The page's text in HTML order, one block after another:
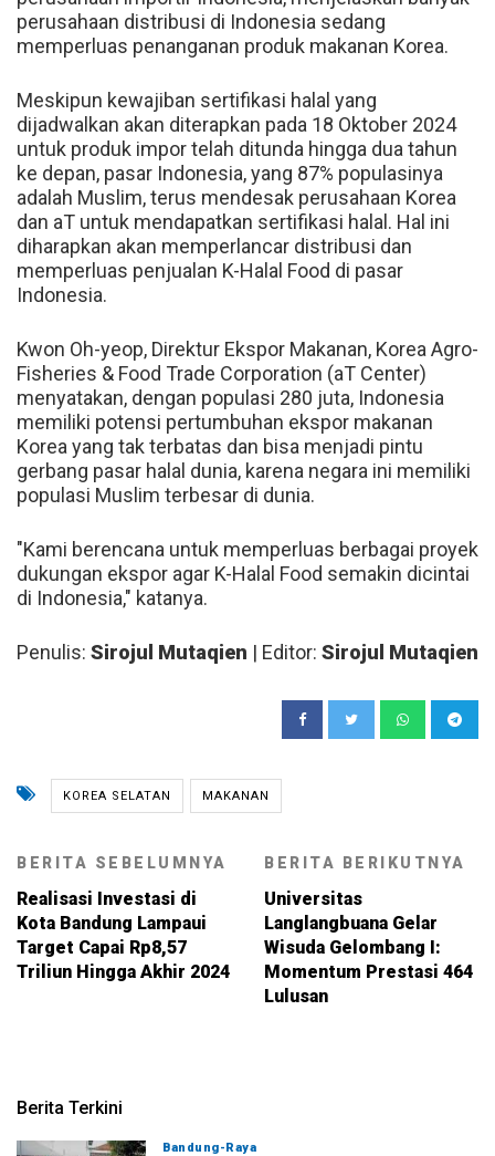
perusahaan distribusi di Indonesia sedang
memperluas penanganan produk makanan Korea.
Meskipun kewajiban sertifikasi halal yang
dijadwalkan akan diterapkan pada 18 Oktober 2024
untuk produk impor telah ditunda hingga dua tahun
ke depan, pasar Indonesia, yang 87% populasinya
adalah Muslim, terus mendesak perusahaan Korea
dan aT untuk mendapatkan sertifikasi halal. Hal ini
diharapkan akan memperlancar distribusi dan
memperluas penjualan K-Halal Food di pasar
Indonesia.
Kwon Oh-yeop, Direktur Ekspor Makanan, Korea Agro-
Fisheries & Food Trade Corporation (aT Center)
menyatakan, dengan populasi 280 juta, Indonesia
memiliki potensi pertumbuhan ekspor makanan
Korea yang tak terbatas dan bisa menjadi pintu
gerbang pasar halal dunia, karena negara ini memiliki
populasi Muslim terbesar di dunia.
"Kami berencana untuk memperluas berbagai proyek
dukungan ekspor agar K-Halal Food semakin dicintai
di Indonesia," katanya.
Penulis: Sirojul Mutaqien | Editor: Sirojul Mutaqien
KOREA SELATAN MAKANAN
BERITA SEBELUMNYA
Realisasi Investasi di
Kota Bandung Lampaui
Target Capai Rp8,57
Triliun Hingga Akhir 2024
BERITA BERIKUTNYA
Universitas
Langlangbuana Gelar
Wisuda Gelombang I:
Momentum Prestasi 464
Lulusan
Berita Terkini
Bandung-Raya